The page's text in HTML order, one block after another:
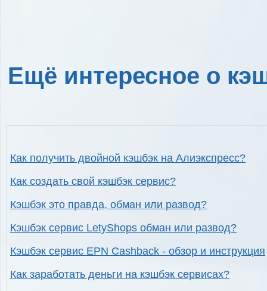
Ещё интересное о
Как получить двойной кэшбэк на Алиэкспресс?
Как создать свой кэшбэк сервис?
Кэшбэк это правда, обман или развод?
Кэшбэк сервис LetyShops обман или развод?
Кэшбэк сервис EPN Cashback - обзор и инструкция
Как заработать деньги на кэшбэк сервисах?